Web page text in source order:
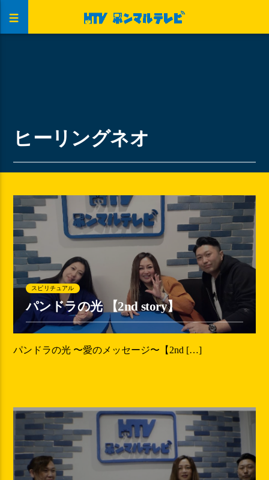
ヒーリングネオ
スピリチュアル
パンドラの光 【2nd story】
パンドラの光 〜愛のメッセージ〜【2nd […]